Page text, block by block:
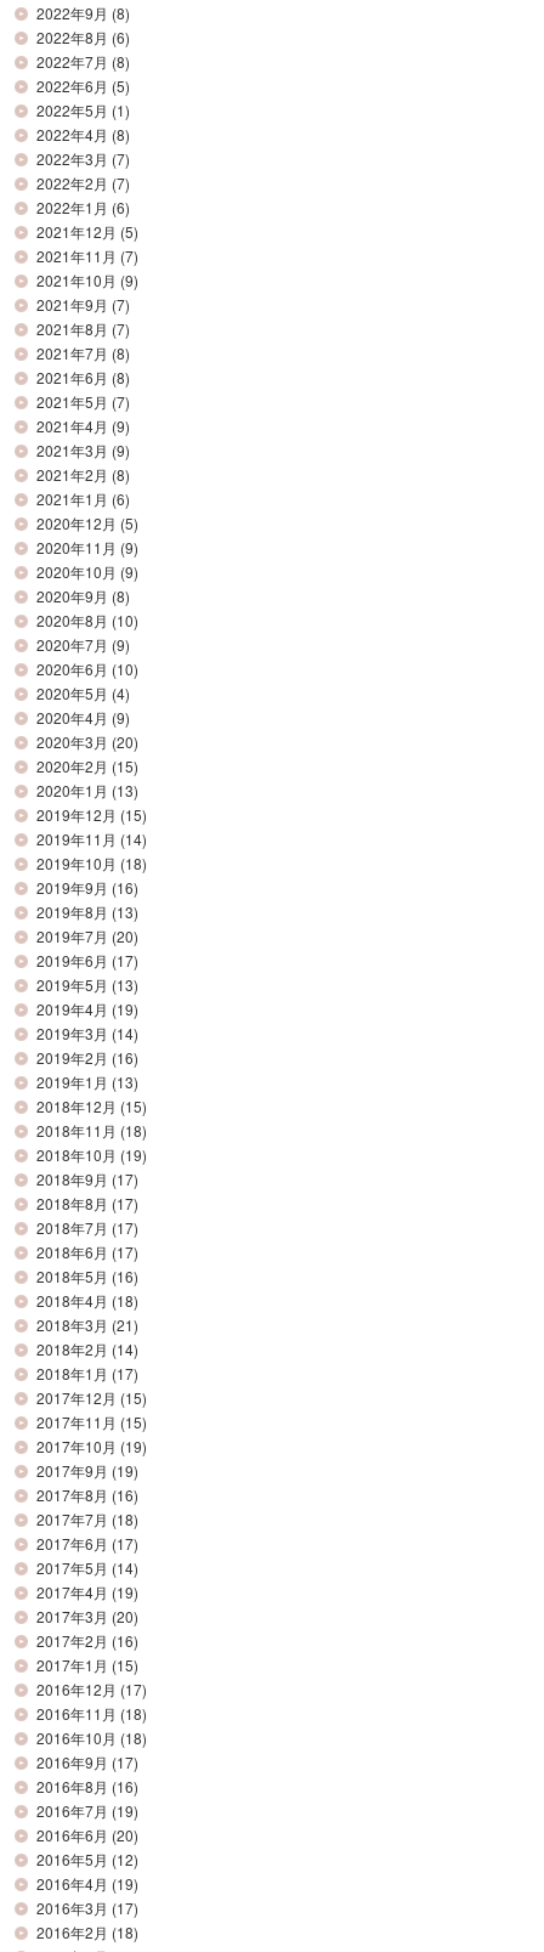
2022年9月 (8)
2022年8月 (6)
2022年7月 (8)
2022年6月 (5)
2022年5月 (1)
2022年4月 (8)
2022年3月 (7)
2022年2月 (7)
2022年1月 (6)
2021年12月 (5)
2021年11月 (7)
2021年10月 (9)
2021年9月 (7)
2021年8月 (7)
2021年7月 (8)
2021年6月 (8)
2021年5月 (7)
2021年4月 (9)
2021年3月 (9)
2021年2月 (8)
2021年1月 (6)
2020年12月 (5)
2020年11月 (9)
2020年10月 (9)
2020年9月 (8)
2020年8月 (10)
2020年7月 (9)
2020年6月 (10)
2020年5月 (4)
2020年4月 (9)
2020年3月 (20)
2020年2月 (15)
2020年1月 (13)
2019年12月 (15)
2019年11月 (14)
2019年10月 (18)
2019年9月 (16)
2019年8月 (13)
2019年7月 (20)
2019年6月 (17)
2019年5月 (13)
2019年4月 (19)
2019年3月 (14)
2019年2月 (16)
2019年1月 (13)
2018年12月 (15)
2018年11月 (18)
2018年10月 (19)
2018年9月 (17)
2018年8月 (17)
2018年7月 (17)
2018年6月 (17)
2018年5月 (16)
2018年4月 (18)
2018年3月 (21)
2018年2月 (14)
2018年1月 (17)
2017年12月 (15)
2017年11月 (15)
2017年10月 (19)
2017年9月 (19)
2017年8月 (16)
2017年7月 (18)
2017年6月 (17)
2017年5月 (14)
2017年4月 (19)
2017年3月 (20)
2017年2月 (16)
2017年1月 (15)
2016年12月 (17)
2016年11月 (18)
2016年10月 (18)
2016年9月 (17)
2016年8月 (16)
2016年7月 (19)
2016年6月 (20)
2016年5月 (12)
2016年4月 (19)
2016年3月 (17)
2016年2月 (18)